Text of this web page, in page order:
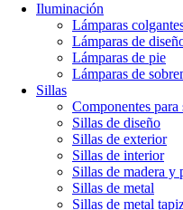
Iluminación
Lámparas
Lámparas de
Lámparas de pie
Lámparas de
Sillas
Componentes
Sillas de diseño
Sillas de exterior
Sillas de interior
Sillas de madera y
Sillas de metal
Sillas de metal